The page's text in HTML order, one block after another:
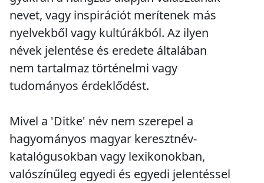
nevet, vagy inspirációt merítenek más
nyelvekből vagy kultúrákból. Az ilyen
névek jelentése és eredete általában
nem tartalmaz történelmi vagy
tudományos érdeklődést.
Mivel a 'Ditke' név nem szerepel a
hagyományos magyar keresztnév-
katalógusokban vagy lexikonokban,
valószínűleg egyedi és egyedi jelentéssel